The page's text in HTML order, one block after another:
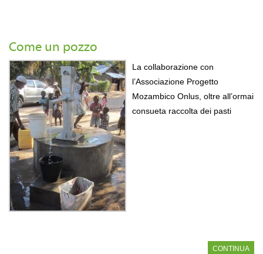
Come un pozzo
La collaborazione con
l’Associazione Progetto
Mozambico Onlus, oltre all’ormai
consueta raccolta dei pasti
CONTINUA